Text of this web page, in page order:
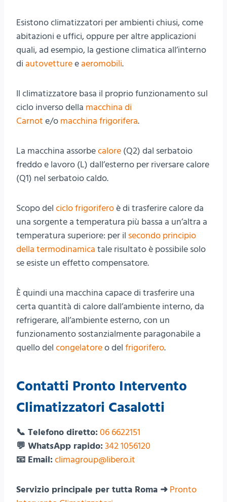
Esistono climatizzatori per ambienti chiusi, come
abitazioni e uffici, oppure per altre applicazioni
quali, ad esempio, la gestione climatica all’interno
di autovettureeaeromobili.
Il climatizzatore basa il proprio funzionamento sul
ciclo inverso della macchina di
Carnot e/o macchina frigorifera.
La macchina assorbecalore (Q2) dal serbatoio
freddo e lavoro (L) dall’esterno per riversare calore
(Q1) nel serbatoio caldo.
Scopo del ciclo frigoriferoè di trasferire calore da
una sorgente a temperatura più bassa a un’altra a
temperatura superiore: per il secondo principio
della termodinamica tale risultato è possibile solo
se esiste un effetto compensatore.
È quindi una macchina capace di trasferire una
certa quantità di calore dall’ambiente interno, da
refrigerare, all’ambiente esterno, con un
funzionamento sostanzialmente paragonabile a
quello del congelatoreo del frigorifero.
Contatti Pronto Intervento
Climatizzatori Casalotti
📞 Telefono diretto: 06 6622151
💬 WhatsApp rapido: 342 1056120
📧 Email: climagroup@libero.it
Servizio principale per tutta Roma ➜ Pronto